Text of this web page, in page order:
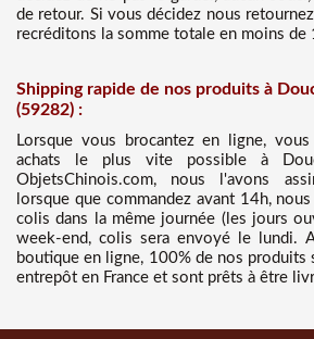
de retour. Si vous décidez nous
recréditons la somme totale en moins de
Shipping rapide de nos produits à
(59282) :
Lorsque vous brocantez en ligne,
achats le plus vite possible à
ObjetsChinois.com, nous l'avons
lorsque que commandez avant 14h,
colis dans la même journée (les jours
week-end, colis sera envoyé le lundi.
boutique en ligne, 100% de nos produits
entrepôt en France et sont prêts à être